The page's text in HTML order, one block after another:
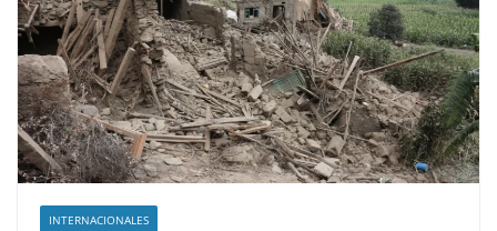
INTERNACIONALES